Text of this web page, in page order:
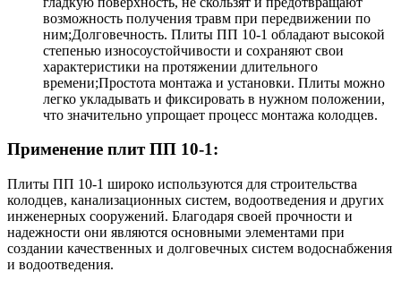
возможность получения травм при передвижении по
ним;Долговечность. Плиты ПП 10-1 обладают высокой
степенью износоустойчивости и сохраняют свои
характеристики на протяжении длительного
времени;Простота монтажа и установки. Плиты можно
легко укладывать и фиксировать в нужном положении,
что значительно упрощает процесс монтажа колодцев.
Применение плит ПП 10-1:
Плиты ПП 10-1 широко используются для строительства
колодцев, канализационных систем, водоотведения и других
инженерных сооружений. Благодаря своей прочности и
надежности они являются основными элементами при
создании качественных и долговечных систем водоснабжения
и водоотведения.